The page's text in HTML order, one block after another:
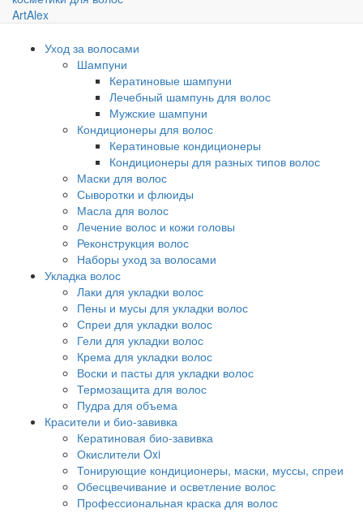
Уход за волосами
Шампуни
Кератиновые шампуни
Лечебный шампунь для волос
Мужские шампуни
Кондиционеры для волос
Кератиновые кондиционеры
Кондиционеры для разных типов волос
Маски для волос
Сыворотки и флюиды
Масла для волос
Лечение волос и кожи головы
Реконструкция волос
Наборы уход за волосами
Укладка волос
Лаки для укладки волос
Пены и мусы для укладки волос
Спреи для укладки волос
Гели для укладки волос
Крема для укладки волос
Воски и пасты для укладки волос
Термозащита для волос
Пудра для объема
Красители и био-завивка
Кератиновая био-завивка
Окислители Oxi
Тонирующие кондиционеры, маски, муссы, спреи
Обесцвечивание и осветление волос
Профессиональная краска для волос